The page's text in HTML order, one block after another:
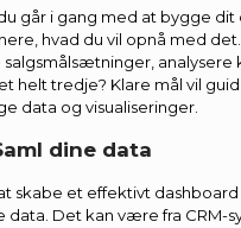
går i gang med at bygge
hvad du vil opnå med
salgsmålsætninger,
helt tredje? Klare mål vil
data og visualiseringer.
dine data
skabe et effektivt
data. Det kan være fra CRM-